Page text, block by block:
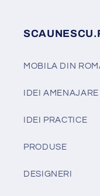
MOBILA DIN
IDEI AMENAJARE
IDEI PRACTICE
PRODUSE
DESIGNERI